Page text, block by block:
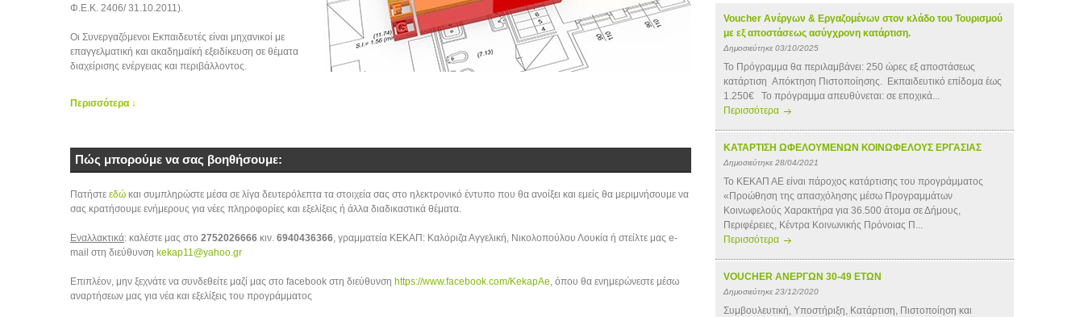
Φ.Ε.Κ. 2406/ 31.10.2011).
Οι Συνεργαζόμενοι Εκπαιδευτές είναι μηχανικοί με
επαγγελματική και ακαδημαϊκή εξειδίκευση σε θέματα
διαχείρισης ενέργειας και περιβάλλοντος.
Περισσότερα ↓
Πώς μπορούμε να σας βοηθήσουμε:
Πατήστε εδώ και συμπληρώστε μέσα σε λίγα δευτερόλεπτα τα στοιχεία σας στο ηλεκτρονικό έντυπο που θα ανοίξει και εμείς θα μεριμνήσουμε να
σας κρατήσουμε ενήμερους για νέες πληροφορίες και εξελίξεις ή άλλα διαδικαστικά θέματα.
Εναλλακτικά: καλέστε μας στο 2752026666 κιν. 6940436366, γραμματεία ΚΕΚΑΠ: Καλόριζα Αγγελική, Νικολοπούλου Λουκία ή στείλτε μας e-
mail στη διεύθυνση kekap11@yahoo.gr
Επιπλέον, μην ξεχνάτε να συνδεθείτε μαζί μας στο facebook στη διεύθυνση https://www.facebook.com/KekapAe, όπου θα ενημερώνεστε μέσω
αναρτήσεων μας για νέα και εξελίξεις του προγράμματος
Voucher Ανέργων & Εργαζομένων στον κλάδο του Τουρισμού
με εξ αποστάσεως ασύγχρονη κατάρτιση.
Δημοσιεύτηκε 03/10/2025
Το Πρόγραμμα θα περιλαμβάνει: 250 ώρες εξ αποστάσεως
κατάρτιση Απόκτηση Πιστοποίησης. Εκπαιδευτικό επίδομα έως
1.250€ Το πρόγραμμα απευθύνεται: σε εποχικά...
Περισσότερα
ΚΑΤΑΡΤΙΣΗ ΩΦΕΛΟΥΜΕΝΩΝ ΚΟΙΝΩΦΕΛΟΥΣ ΕΡΓΑΣΙΑΣ
Δημοσιεύτηκε 28/04/2021
Το ΚΕΚΑΠ ΑΕ είναι πάροχος κατάρτισης του προγράμματος
«Προώθηση της απασχόλησης μέσω Προγραμμάτων
Κοινωφελούς Χαρακτήρα για 36.500 άτομα σε Δήμους,
Περιφέρειες, Κέντρα Κοινωνικής Πρόνοιας Π...
Περισσότερα
VOUCHER ΑΝΕΡΓΩΝ 30-49 ΕΤΩΝ
Δημοσιεύτηκε 23/12/2020
Συμβουλευτική, Υποστήριξη, Κατάρτιση, Πιστοποίηση και